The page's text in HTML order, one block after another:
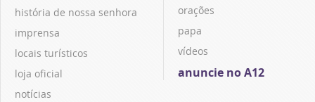
história de nossa senhora
imprensa
locais turísticos
loja oficial
notícias
orações
papa
vídeos
anuncie no A12